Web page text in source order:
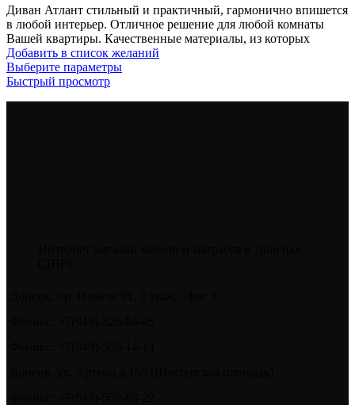
Диван Атлант стильный и практичный, гармонично впишется
в любой интерьер. Отличное решение для любой комнаты
Вашей квартиры. Качественные материалы, из которых
Добавить в список желаний
Выберите параметрыЭтот
Быстрый просмотр